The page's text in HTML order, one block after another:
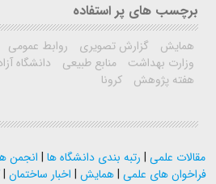
برچسب های پر استفاده
همایش گزارش تصویری روابط عمومی
وزارت بهداشت
منابع طبیعی دانشگاه
هفته پژوهش
کرونا
مقالات علمی | رتبه بندی دانشگاه ها | انجمن
فراخوان های علمی |همایش | اخبار ساختمان |